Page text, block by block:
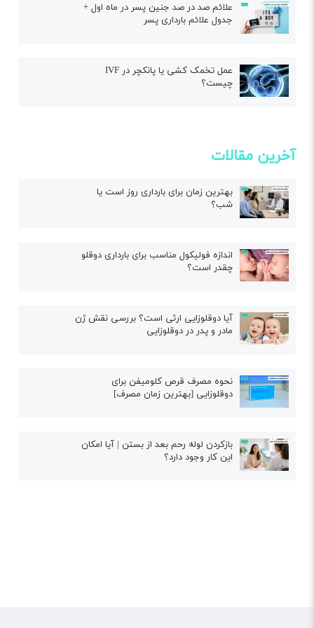
علائم صد در صد جنین پسر در ماه اول +
جدول علائم بارداری پسر
عمل تخمک کشی یا پانکچر در IVF
چیست؟
آخرین مقالات
بهترین زمان برای بارداری روز است یا
شب؟
اندازه فولیکول مناسب برای بارداری دوقلو
چقدر است؟
آیا دوقلوزایی ارثی است؟ بررسی نقش ژن
مادر و پدر در دوقلوزایی
نحوه مصرف قرص کلومیفن برای
دوقلوزایی [بهترین زمان مصرف]
بازکردن لوله رحم بعد از بستن | آیا امکان
این کار وجود دارد؟